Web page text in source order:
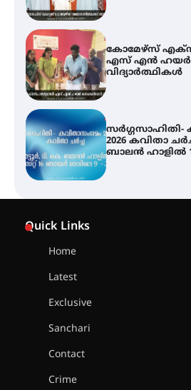
കോമേഴ്സ്
എസ് എൻ ഹയർ
വിദ്യാർത്ഥികൾ
സർഗ്ഗസാഹിതി-
2026 കവിതാ
ബാലൻ ഹാളിൽ
Quick Links
Home
Latest
Exclusive
Sanchari
Contact
Crime